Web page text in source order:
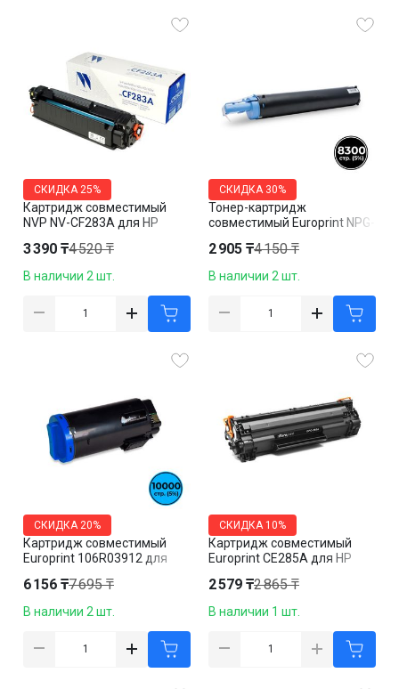
Картридж совместимый
NVP NV-CF283A для HP
M201n/ M125r, M125ra,
M225dn, черный
СКИДКА 25%
3 390 ₸4 520 ₸
В наличии 2 шт.
Тонер-картридж
совместимый Europrint NPG-
2016/2018/2020/2022/2320,
черный
СКИДКА 30%
2 905 ₸4 150 ₸
В наличии 2 шт.
Картридж совместимый
Europrint 106R03912 для
голубой
СКИДКА 20%
6 156 ₸7 695 ₸
В наличии 2 шт.
Картридж совместимый
Europrint CE285A для HP
P1102/M1132/M1212,
черный
СКИДКА 10%
2 579 ₸2 865 ₸
В наличии 1 шт.